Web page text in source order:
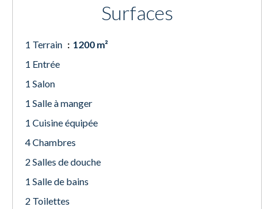
Surfaces
1 Terrain
1200 m²
1 Entrée
1 Salon
1 Salle à manger
1 Cuisine équipée
4 Chambres
2 Salles de douche
1 Salle de bains
2 Toilettes